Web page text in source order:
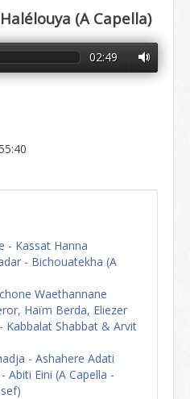
(A Capella)
02:49
- Kassat Hanna
- Bichouatekha (A
Waethannane
Haïm Berda, Eliezer
Kabbalat Shabbat & Arvit
- Ashahere Adati
Abiti Eini (A Capella -